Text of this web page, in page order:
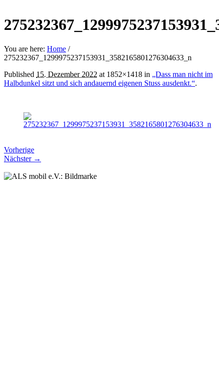
You are here: Home /
275232367_1299975237153931_3582165801276304633_n
Published 15. Dezember 2022 at 1852×1418 in „Dass man nicht im
Halbdunkel sitzt und sich andauernd eigenen Stuss ausdenkt.“.
Vorherige
Nächster →